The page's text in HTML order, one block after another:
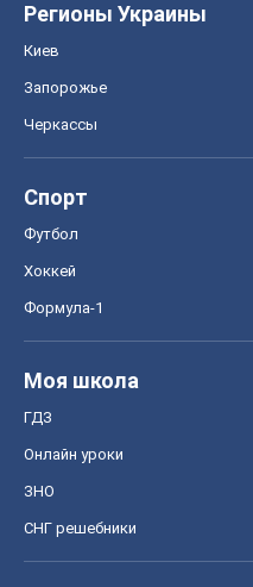
Регионы Украины
Киев
Запорожье
Черкассы
Спорт
Футбол
Хоккей
Формула-1
Моя школа
ГДЗ
Онлайн уроки
ЗНО
СНГ решебники